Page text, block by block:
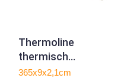
Thermoline
thermisch
gemodificeerd
365x9x2,1cm